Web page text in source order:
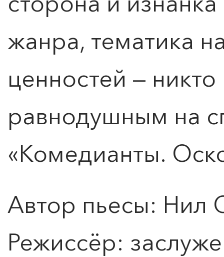
жанра, тематика
ценностей — никто
равнодушным на
«Комедианты.
Автор пьесы: Нил
Режиссёр: